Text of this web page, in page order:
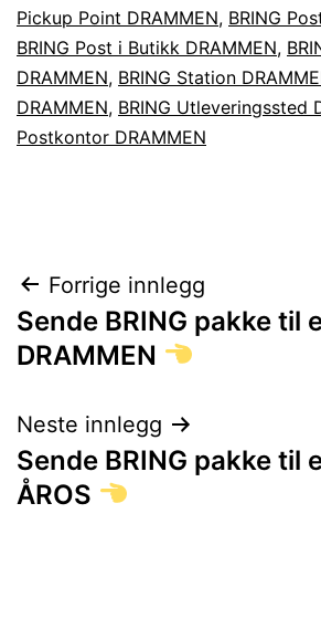
Pickup Point DRAMMEN, BRING
BRING Post i Butikk DRAMMEN,
DRAMMEN, BRING Station
DRAMMEN, BRING Utleveringssted
Postkontor DRAMMEN
Forrige innlegg
Sende BRING pakke til
DRAMMEN
Neste innlegg
Sende BRING pakke til
ÅROS